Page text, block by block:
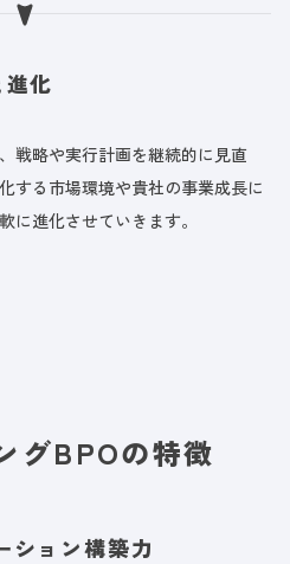
化
戦略や実行計画を継続的に見直
する市場環境や貴社の事業成長に
に進化させていきます。
グBPOの特徴
ション構築力